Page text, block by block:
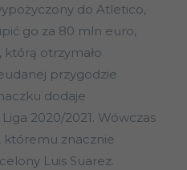
do Atletico,
go za 80 mln euro,
którą otrzymało
przygodzie
dodaje
2020/2021. Wówczas
któremu znacznie
Luis Suarez.